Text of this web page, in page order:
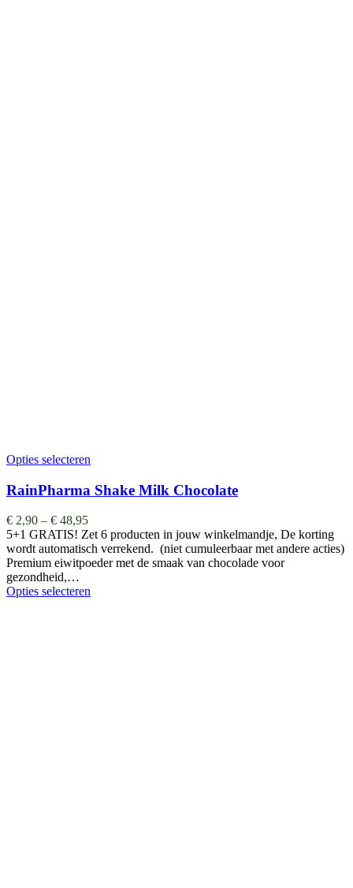
Opties selecteren
RainPharma Shake Milk Chocolate
€ 2,90 – € 48,95
5+1 GRATIS! Zet 6 producten in jouw winkelmandje, De korting
wordt automatisch verrekend. (niet cumuleerbaar met andere acties)
Premium eiwitpoeder met de smaak van chocolade voor
gezondheid,…
Opties selecteren